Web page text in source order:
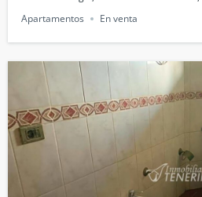
Apartamentos
En venta